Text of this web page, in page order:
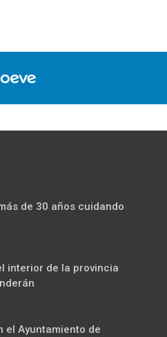
de 30 años cuidando
interior de la provincia
el Ayuntamiento de